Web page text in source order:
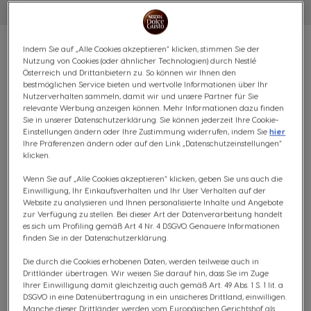
VORTEILSPACK LATTE
MACCHIATO - 96 KAPSELN
Spektakulär & Verlockend
(0)
KAPSELN:x48
Kapsel-Symbol
x48
Kapsel-Symbol
Die Kombination aus cremiger Milch mit einem
aromatischen Espresso aus Arabica- und Robusta-
Bohnen sowie einer großen Portion Milchschaum macht
Indem Sie auf „Alle Cookies akzeptieren“ klicken, stimmen Sie der
Nutzung von Cookies (oder ähnlicher Technologien) durch Nestlé
Österreich und Drittanbietern zu. So können wir Ihnen den
bestmöglichen Service bieten und wertvolle Informationen über Ihr
Nutzerverhalten sammeln, damit wir und unsere Partner für Sie
relevante Werbung anzeigen können. Mehr Informationen dazu finden
Sie in unserer Datenschutzerklärung. Sie können jederzeit Ihre Cookie-
Einstellungen ändern oder Ihre Zustimmung widerrufen, indem Siehier
Ihre Präferenzen ändern oder auf den Link „Datenschutzeinstellungen“
klicken.
Wenn Sie auf „Alle Cookies akzeptieren“ klicken, geben Sie uns auch die
Einwilligung, Ihr Einkaufsverhalten und Ihr User Verhalten auf der
Website zu analysieren und Ihnen personalisierte Inhalte und Angebote
zur Verfügung zu stellen. Bei dieser Art der Datenverarbeitung handelt
es sich um Profiling gemäß Art 4 Nr. 4 DSGVO. Genauere Informationen
finden Sie in der Datenschutzerklärung.
Die durch die Cookies erhobenen Daten, werden teilweise auch in
Drittländer übertragen. Wir weisen Sie darauf hin, dass Sie im Zuge
Ihrer Einwilligung damit gleichzeitig auch gemäß Art. 49 Abs. 1 S. 1 lit. a
DSGVO in eine Datenübertragung in ein unsicheres Drittland, einwilligen.
Manche dieser Drittländer werden vom Europäischen Gerichtshof als